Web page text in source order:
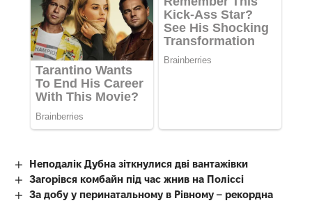
Неподалік Дубна зіткнулися дві вантажівки
Загорівся комбайн під час жнив на Поліссі
За добу у перинатальному в Рівному – рекордна